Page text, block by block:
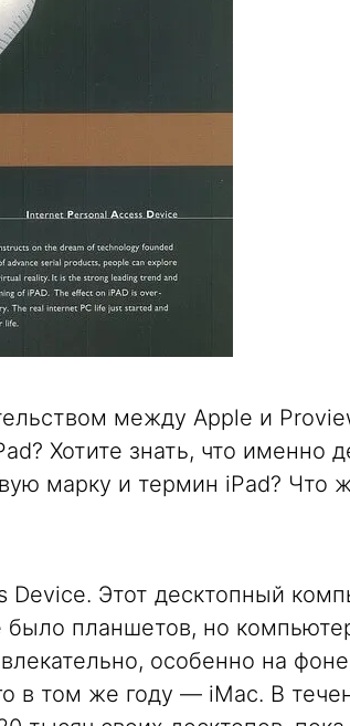
между Apple и
Хотите знать, что именно
марку и термин iPad? Что
Device. Этот десктопный
было планшетов, но
особенно на фоне
в том же году — iMac. В